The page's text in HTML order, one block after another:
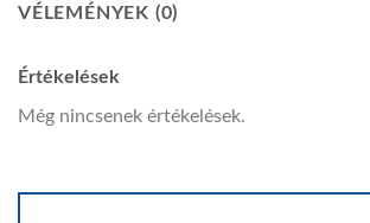
VÉLEMÉNYEK (0)
Értékelések
Még nincsenek értékelések.